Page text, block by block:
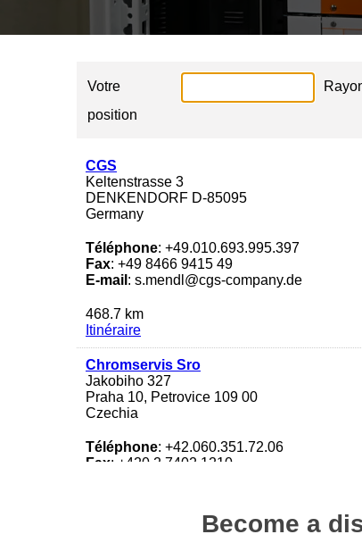
Votre
position
CGS
Keltenstrasse 3
DENKENDORF D-85095
Germany
Téléphone: +49.010.693.995.397
Fax: +49 8466 9415 49
E-mail : s.mendl@cgs-company.de
468.7 km
Itinéraire
Chromservis Sro
Jakobiho 327
Praha 10, Petrovice 109 00
Czechia
Téléphone: +42.060.351.72.06
Fax: +420 2 7402 1210
Become a